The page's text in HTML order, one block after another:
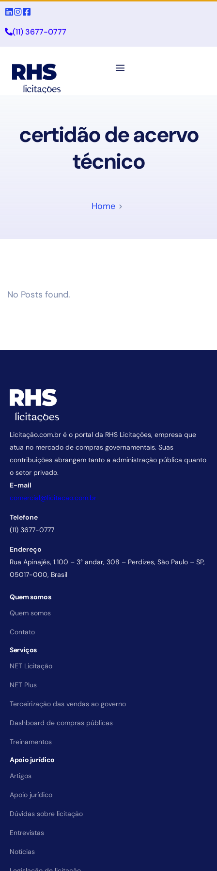
(11) 3677-0777
certidão de acervo
técnico
Home
No Posts found.
Licitação.com.br é o portal da RHS Licitações, empresa que
atua no mercado de compras governamentais. Suas
contribuições abrangem tanto a administração pública quanto
o setor privado.
E-mail
comercial@licitacao.com.br
Telefone
(11) 3677-0777
Endereço
Rua Apinajés, 1.100 – 3° andar, 308 – Perdizes, São Paulo – SP,
05017-000, Brasil
Quem somos
Quem somos
Contato
Serviços
NET Licitação
NET Plus
Terceirização das vendas ao governo
Dashboard de compras públicas
Treinamentos
Apoio jurídico
Artigos
Apoio jurídico
Dúvidas sobre licitação
Entrevistas
Notícias